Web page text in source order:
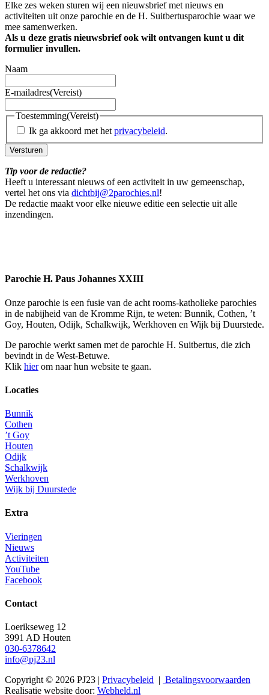
Elke zes weken sturen wij een nieuwsbrief met nieuws en
activiteiten uit onze parochie en de H. Suitbertusparochie waar we
mee samenwerken.
Als u deze gratis nieuwsbrief ook wilt ontvangen kunt u dit
formulier invullen.
Naam
E-mailadres(Vereist)
Toestemming(Vereist)
Ik ga akkoord met het privacybeleid.
Versturen
Tip voor de redactie?
Heeft u interessant nieuws of een activiteit in uw gemeenschap,
vertel het ons via dichtbij@2parochies.nl!
De redactie maakt voor elke nieuwe editie een selectie uit alle
inzendingen.
Parochie H. Paus Johannes XXIII
Onze parochie is een fusie van de acht rooms-katholieke parochies
in de nabijheid van de Kromme Rijn, te weten: Bunnik, Cothen, ’t
Goy, Houten, Odijk, Schalkwijk, Werkhoven en Wijk bij Duurstede.
De parochie werkt samen met de parochie H. Suitbertus, die zich
bevindt in de West-Betuwe.
Klik hierom naar hun website te gaan.
Locaties
Bunnik
Cothen
’t Goy
Houten
Odijk
Schalkwijk
Werkhoven
Wijk bij Duurstede
Extra
Vieringen
Nieuws
Activiteiten
YouTube
Facebook
Contact
Loerikseweg 12
3991 AD Houten
030-6378642
info@pj23.nl
Copyright © 2026 PJ23 | Privacybeleid | Betalingsvoorwaarden
Realisatie website door: Webheld.nl